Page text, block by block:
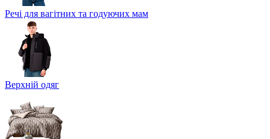
Речі для вагітних та годуючих мам
Верхній одяг